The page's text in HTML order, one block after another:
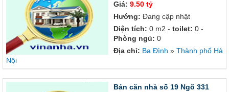
Giá: 9.50 tỷ
Hướng: Đang cập nhật
Diện tích: 0 m2 - toilet: 0 -
Phòng ngủ: 0
Địa chỉ: Ba Đình » Thành phố Hà
Nội
Bán căn nhà số 19 Ngõ 331